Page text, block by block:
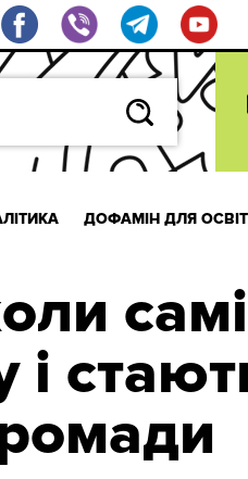
ДОФАМІН ДЛЯ
самі